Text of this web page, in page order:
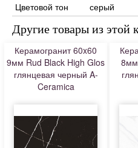
Цветовой тон
серый
Другие товары из этой
Керамогранит 60x60
9мм Rud Black High Glos
глянцевая черный A-
Ceramica
8мм